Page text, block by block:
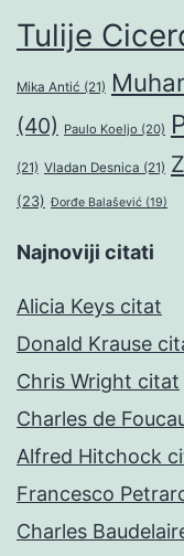
Tulije
Mika Antić (21)
(40) Paulo Koeljo (20)
(21) Vladan Desnica (21)
(23) Đorđe Balašević (19)
Najnoviji citati
Alicia Keys citat
Donald Krause
Chris Wright citat
Charles de
Alfred Hitchock
Francesco
Charles